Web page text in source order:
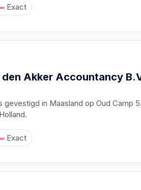
Exact
den Akker Accountancy
gevestigd in Maasland op Oud Camp
Exact